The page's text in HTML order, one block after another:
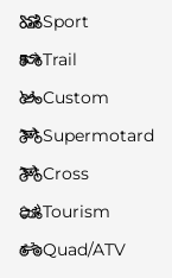
Sport
Trail
Custom
Supermotard
Cross
Tourism
Quad/ATV